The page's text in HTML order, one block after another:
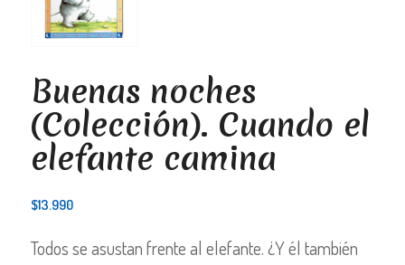
Buenas noches
(Colección). Cuando el
elefante camina
$13.990
Todos se asustan frente al elefante. ¿Y él también